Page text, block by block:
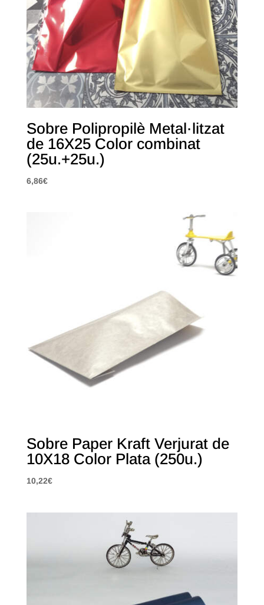
Sobre Polipropilè Metal·litzat
de 16X25 Color combinat
(25u.+25u.)
6,86€
Sobre Paper Kraft Verjurat de
10X18 Color Plata (250u.)
10,22€